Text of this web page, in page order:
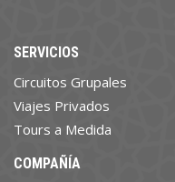
SERVICIOS
Circuitos Grupales
Viajes Privados
Tours a Medida
COMPAÑÍA